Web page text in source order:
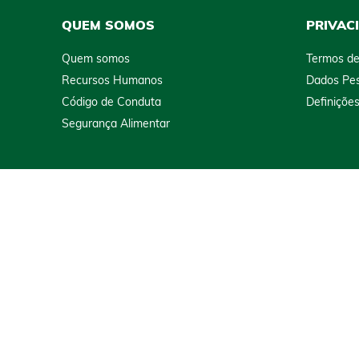
QUEM SOMOS
Quem somos
Recursos Humanos
Código de Conduta
Segurança Alimentar
Termos
Dados